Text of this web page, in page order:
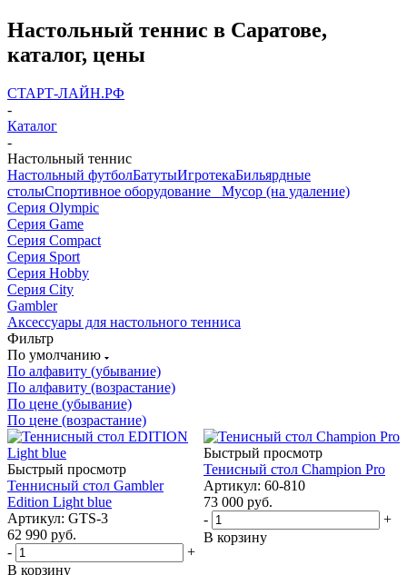
Настольный теннис в Саратове,
каталог, цены
СТАРТ-ЛАЙН.РФ
-
Каталог
-
Настольный теннис
Настольный футболБатутыИгротекаБильярдные
столыСпортивное оборудование _ Мусор (на удаление)
Серия Olympic
Серия Game
Серия Compact
Серия Sport
Серия Hobby
Серия City
Gambler
Аксессуары для настольного тенниса
Фильтр
По умолчанию
По алфавиту (убывание)
По алфавиту (возрастание)
По цене (убывание)
По цене (возрастание)
Быстрый просмотр
Теннисный стол Gambler
Edition Light blue
Артикул: GTS-3
62 990 руб.
-
+
В корзину
Быстрый просмотр
Тенисный стол Champion Pro
Артикул: 60-810
73 000 руб.
-
+
В корзину